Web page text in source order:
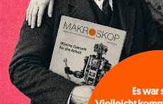
MAKROSKOP steht für
das große Ganze. Wir
haben einen Blick auf
Geld, Wirtschaft und
Politik, den Sie so
woanders nicht finden.